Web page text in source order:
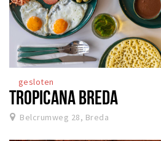
gesloten
TROPICANA BREDA
Belcrumweg 28, Breda